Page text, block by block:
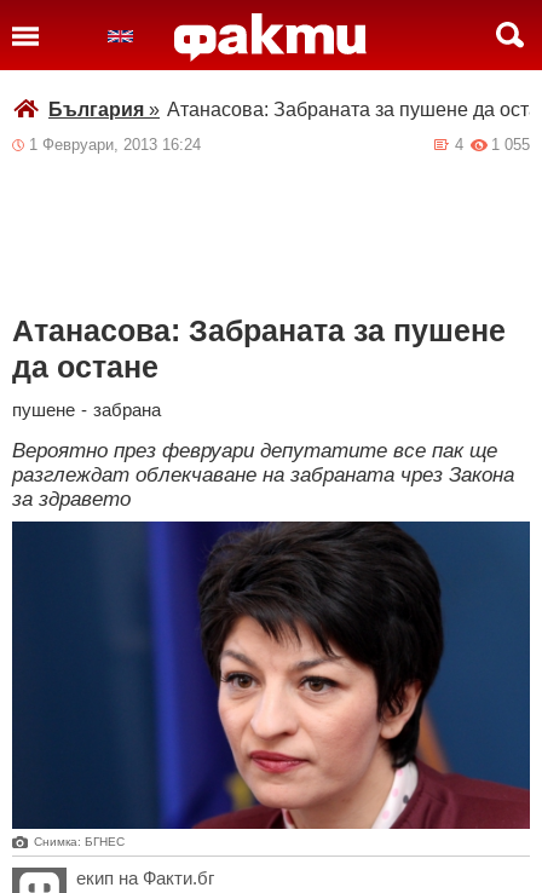
България » Атанасова: Забраната за пушене да
1 Февруари, 2013 16:24 1 055
4
Атанасова: Забраната за пушене
да остане
пушене - забрана
Вероятно през февруари депутатите все пак ще
разглеждат облекчаване на забраната чрез Закона
за здравето
Снимка: БГНЕС
екип на Факти.бг